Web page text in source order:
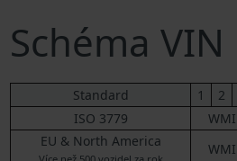
Schéma
Standard 1 2
ISO 3779
WMI
EU & North America
WMI